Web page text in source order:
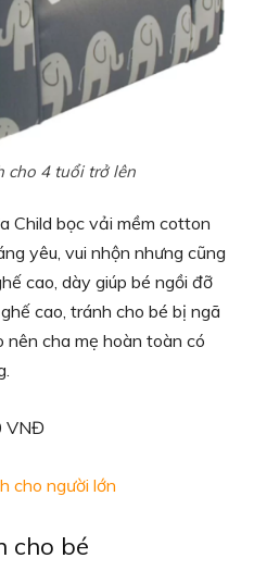
cho 4 tuổi trở lên
Child bọc vải mềm cotton
yêu, vui nhộn nhưng cũng
cao, dày giúp bé ngồi đỡ
cao, tránh cho bé bị ngã
nên cha mẹ hoàn toàn có
VNĐ
cho người lớn
cho bé